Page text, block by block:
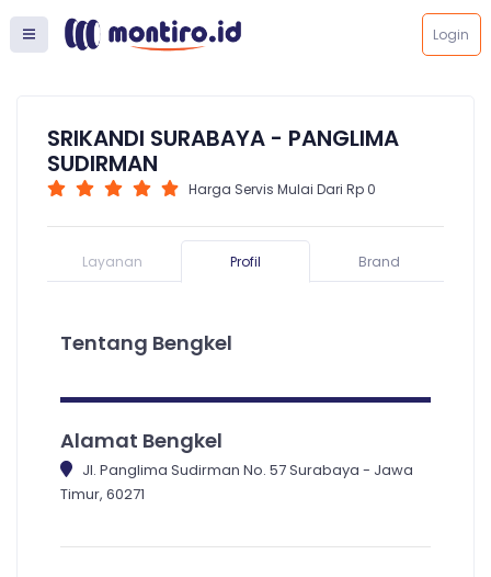
Login
SRIKANDI SURABAYA - PANGLIMA
SUDIRMAN
Harga Servis Mulai Dari Rp 0
Layanan Profil Brand
Tentang Bengkel
Alamat Bengkel
Jl. Panglima Sudirman No. 57 Surabaya - Jawa
Timur, 60271